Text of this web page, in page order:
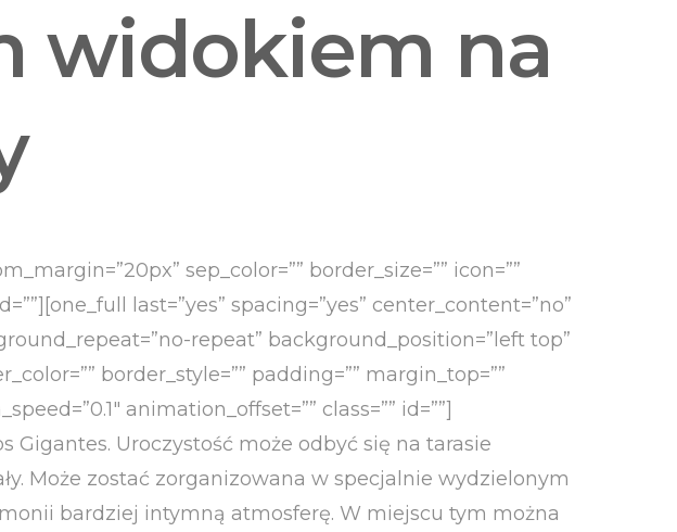
widokiem na
sep_color=”” border_size=”” icon=””
last=”yes” spacing=”yes” center_content=”no”
repeat” background_position=”left top”
border_style=”” padding=”” margin_top=””
animation_offset=”” class=”” id=””]
Uroczystość może odbyć się na tarasie
Może zostać zorganizowana w specjalnie wydzielonym
bardziej intymną atmosferę. W miejscu tym można